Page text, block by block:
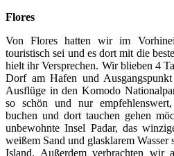
Flores
Von Flores hatten wir im
touristisch sei und es dort mit die
hielt ihr Versprechen. Wir blieben 4
Dorf am Hafen und
Ausflüge in den Komodo
so schön und nur
buchen und dort tauchen gehen
unbewohnte Insel Padar, das
weißem Sand und glasklarem
Island. Außerdem verbrachten wir